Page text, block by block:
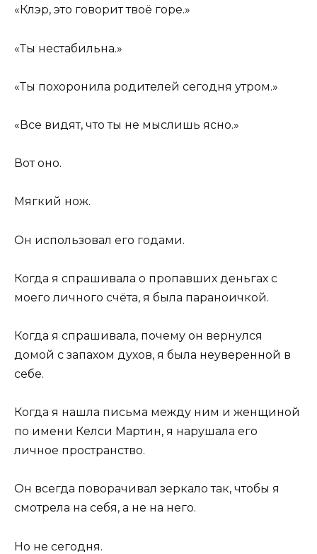
«Клэр, это говорит твоё горе.»
«Ты нестабильна.»
«Ты похоронила родителей сегодня утром.»
«Все видят, что ты не мыслишь ясно.»
Вот оно.
Мягкий нож.
Он использовал его годами.
Когда я спрашивала о пропавших деньгах с
моего личного счёта, я была параноичкой.
Когда я спрашивала, почему он вернулся
домой с запахом духов, я была неуверенной в
себе.
Когда я нашла письма между ним и женщиной
по имени Келси Мартин, я нарушала его
личное пространство.
Он всегда поворачивал зеркало так, чтобы я
смотрела на себя, а не на него.
Но не сегодня.